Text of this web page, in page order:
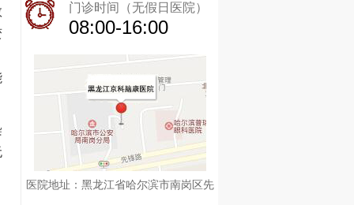
门诊时间（无假日医院）
08:00-16:00
医院地址：黑龙江省哈尔滨市南岗区先